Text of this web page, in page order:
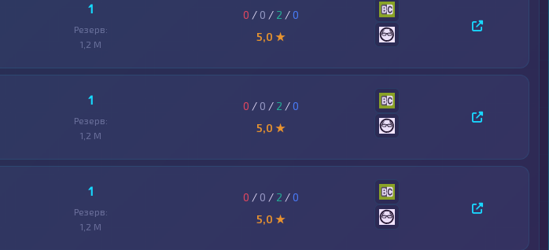
1
Резерв:
1,2 M
0 / 0 / 2 /0
5,0 ★
1
Резерв:
1,2 M
0 / 0 / 2 /0
5,0 ★
1
Резерв:
1,2 M
0 / 0 / 2 /0
5,0 ★